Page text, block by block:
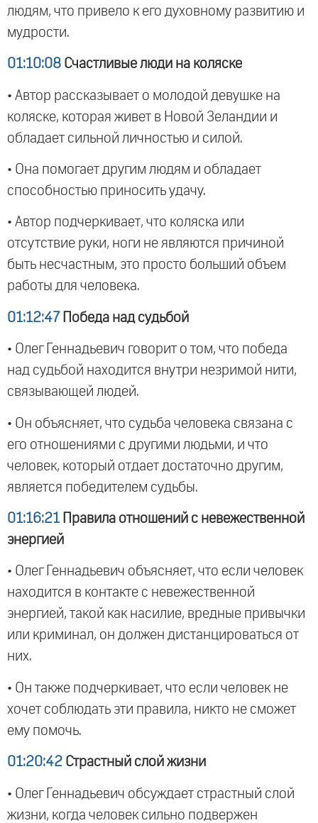
людям, что привело к его духовному развитию и
мудрости.
01:10:08 Счастливые люди на коляске
• Автор рассказывает о молодой девушке на
коляске, которая живет в Новой Зеландии и
обладает сильной личностью и силой.
• Она помогает другим людям и обладает
способностью приносить удачу.
• Автор подчеркивает, что коляска или
отсутствие руки, ноги не являются причиной
быть несчастным, это просто больший объем
работы для человека.
01:12:47 Победа над судьбой
• Олег Геннадьевич говорит о том, что победа
над судьбой находится внутри незримой нити,
связывающей людей.
• Он объясняет, что судьба человека связана с
его отношениями с другими людьми, и что
человек, который отдает достаточно другим,
является победителем судьбы.
01:16:21 Правила отношений с невежественной
энергией
• Олег Геннадьевич объясняет, что если человек
находится в контакте с невежественной
энергией, такой как насилие, вредные привычки
или криминал, он должен дистанцироваться от
них.
• Он также подчеркивает, что если человек не
хочет соблюдать эти правила, никто не сможет
ему помочь.
01:20:42 Страстный слой жизни
• Олег Геннадьевич обсуждает страстный слой
жизни, когда человек сильно подвержен